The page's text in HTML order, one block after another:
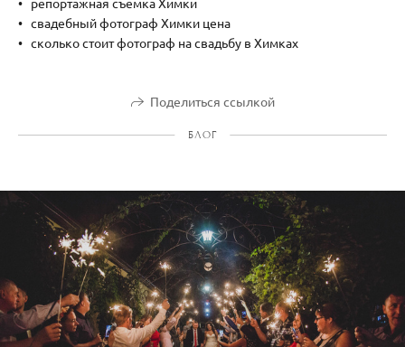
свадебный фотограф Химки цена
сколько стоит фотограф на свадьбу в Химках
Поделиться ссылкой
БЛОГ